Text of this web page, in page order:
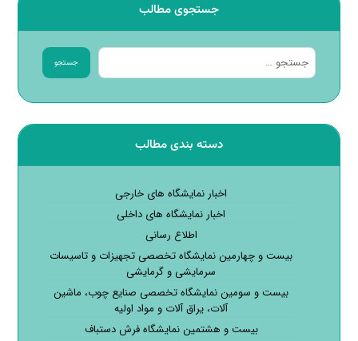
جستجوی مطالب
جستجو
دسته بندی مطالب
اخبار نمایشگاه های خارجی
اخبار نمایشگاه های داخلی
اطلاع رسانی
بیست و چهارمین نمایشگاه تخصصی تجهیزات و تاسیسات
سرمایشی و گرمایشی
بیست و سومین نمایشگاه تخصصی صنایع چوب، ماشین
آلات، یراق آلات و مواد اولیه
بیست و هشتمین نمایشگاه فرش دستباف